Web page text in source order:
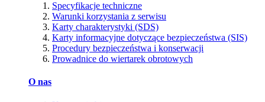
Specyfikacje techniczne
Warunki korzystania z serwisu
Karty charakterystyki (SDS)
Karty informacyjne dotyczące bezpieczeństwa (SIS)
Procedury bezpieczeństwa i konserwacji
Prowadnice do wiertarek obrotowych
O nas